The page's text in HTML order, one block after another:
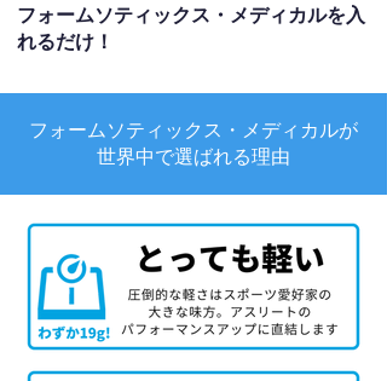
フォームソティックス・メディカルを入
れるだけ！
フォームソティックス・メディカルが
世界中で選ばれる理由